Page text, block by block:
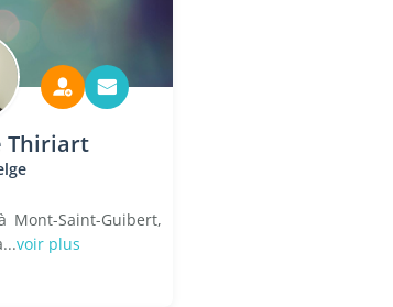
Thiriart
Mont-Saint-Guibert,
voir plus